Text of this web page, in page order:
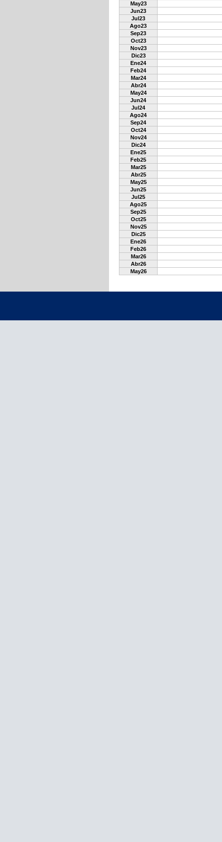
May23
Jun23
Jul23
Ago23
Sep23
Oct23
Nov23
Dic23
Ene24
Feb24
Mar24
Abr24
May24
Jun24
Jul24
Ago24
Sep24
Oct24
Nov24
Dic24
Ene25
Feb25
Mar25
Abr25
May25
Jun25
Jul25
Ago25
Sep25
Oct25
Nov25
Dic25
Ene26
Feb26
Mar26
Abr26
May26